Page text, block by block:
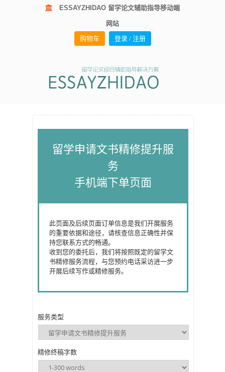
ESSAYZHIDAO 留学论文辅助指导移动端
网站
购物车 登录 / 注册
留学申请文书精修提升服
务
手机端下单页面
此页面及后续页面订单信息是我们开展服务
的重要依据和途径，请核查信息正确性并保
持您联系方式的畅通。
收到您的委托后，我们将按照既定的留学文
书精修服务流程，与您预约电话采访进一步
开展后续写作或精修服务。
服务类型
精修终稿字数